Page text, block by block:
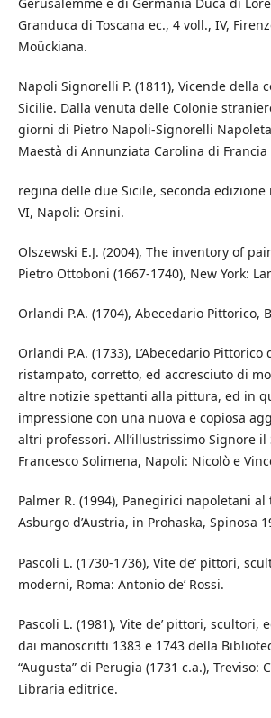
Gerusalemme e di Germania Duca di
Granduca di Toscana ec., 4 voll., IV,
Moückiana.
Napoli Signorelli P. (1811), Vicende della
Sicilie. Dalla venuta delle Colonie
giorni di Pietro Napoli-Signorelli
Maestà di Annunziata Carolina di Francia
regina delle due Sicile, seconda edizione
VI, Napoli: Orsini.
Olszewski E.J. (2004), The inventory of
Pietro Ottoboni (1667-1740), New York:
Orlandi P.A. (1704), Abecedario Pittorico,
Orlandi P.A. (1733), L’Abecedario Pittorico
ristampato, corretto, ed accresciuto di
altre notizie spettanti alla pittura, ed in
impressione con una nuova e copiosa
altri professori. All’illustrissimo Signore il
Francesco Solimena, Napoli: Nicolò e
Palmer R. (1994), Panegirici napoletani
Asburgo d’Austria, in Prohaska, Spinosa
Pascoli L. (1730-1736), Vite de’ pittori,
moderni, Roma: Antonio de’ Rossi.
Pascoli L. (1981), Vite de’ pittori, scultori,
dai manoscritti 1383 e 1743 della
“Augusta” di Perugia (1731 c.a.), Treviso:
Libraria editrice.